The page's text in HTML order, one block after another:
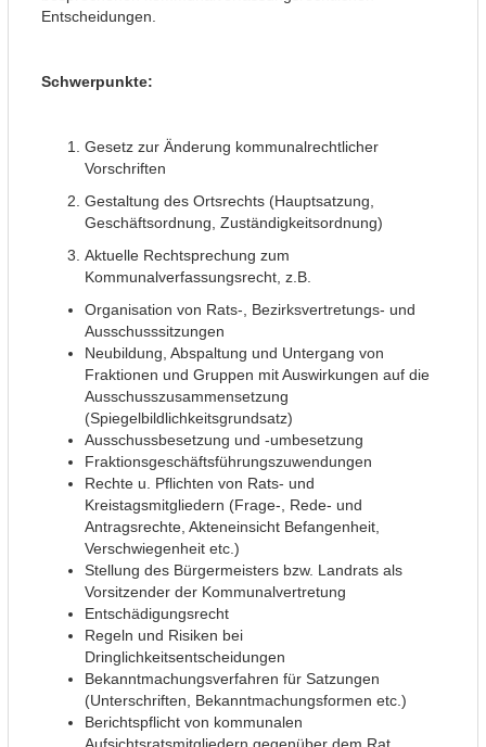
Entscheidungen.
Schwerpunkte:
Gesetz zur Änderung kommunalrechtlicher
Vorschriften
Gestaltung des Ortsrechts (Hauptsatzung,
Geschäftsordnung, Zuständigkeitsordnung)
Aktuelle Rechtsprechung zum
Kommunalverfassungsrecht, z.B.
Organisation von Rats-, Bezirksvertretungs- und
Ausschusssitzungen
Neubildung, Abspaltung und Untergang von
Fraktionen und Gruppen mit Auswirkungen auf die
Ausschusszusammensetzung
(Spiegelbildlichkeitsgrundsatz)
Ausschussbesetzung und -umbesetzung
Fraktionsgeschäftsführungszuwendungen
Rechte u. Pflichten von Rats- und
Kreistagsmitgliedern (Frage-, Rede- und
Antragsrechte, Akteneinsicht Befangenheit,
Verschwiegenheit etc.)
Stellung des Bürgermeisters bzw. Landrats als
Vorsitzender der Kommunalvertretung
Entschädigungsrecht
Regeln und Risiken bei
Dringlichkeitsentscheidungen
Bekanntmachungsverfahren für Satzungen
(Unterschriften, Bekanntmachungsformen etc.)
Berichtspflicht von kommunalen